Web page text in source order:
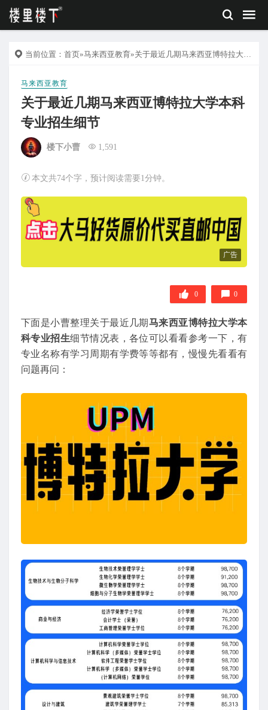
当前位置： 首页»马来西亚教育»关于最近几期马来西亚博特拉大学本科专业招生细节
马来西亚教育
关于最近几期马来西亚博特拉大学本科
专业招生细节
楼下小曹 1,591
本文共74个字，预计阅读需要1分钟。
广告
0 0
下面是小曹整理关于最近几期马来西亚博特拉大学本
科专业招生细节情况表，各位可以看看参考一下，有
专业名称有学习周期有学费等等都有，慢慢先看看有
问题再问：